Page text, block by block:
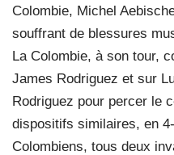
Colombie, Michel
souffrant de blessures
La Colombie, à son tour,
James Rodriguez et sur
Rodriguez pour percer le
dispositifs similaires, en
Colombiens, tous deux